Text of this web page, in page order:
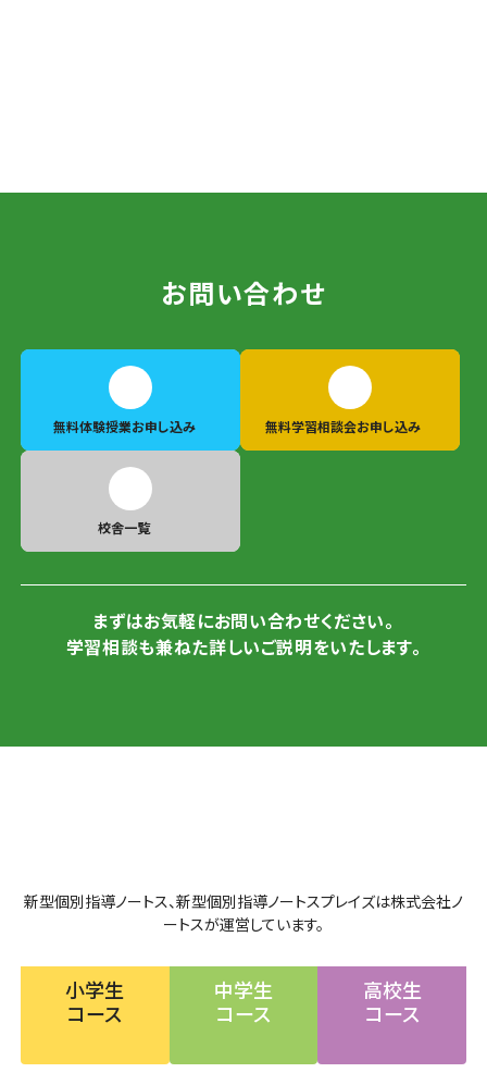
お問い合わせ
無料体験授業お申し込み 無料学習相談会お申し込み
校舎一覧
まずはお気軽にお問い合わせください。
学習相談も兼ねた詳しいご説明をいたします。
新型個別指導ノートス、新型個別指導ノートスプレイズは株式会社ノ
ートスが運営しています。
小学生
コース
中学生
コース
高校生
コース